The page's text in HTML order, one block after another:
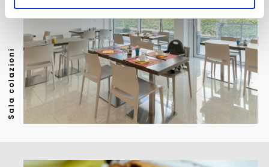
Sala colazioni